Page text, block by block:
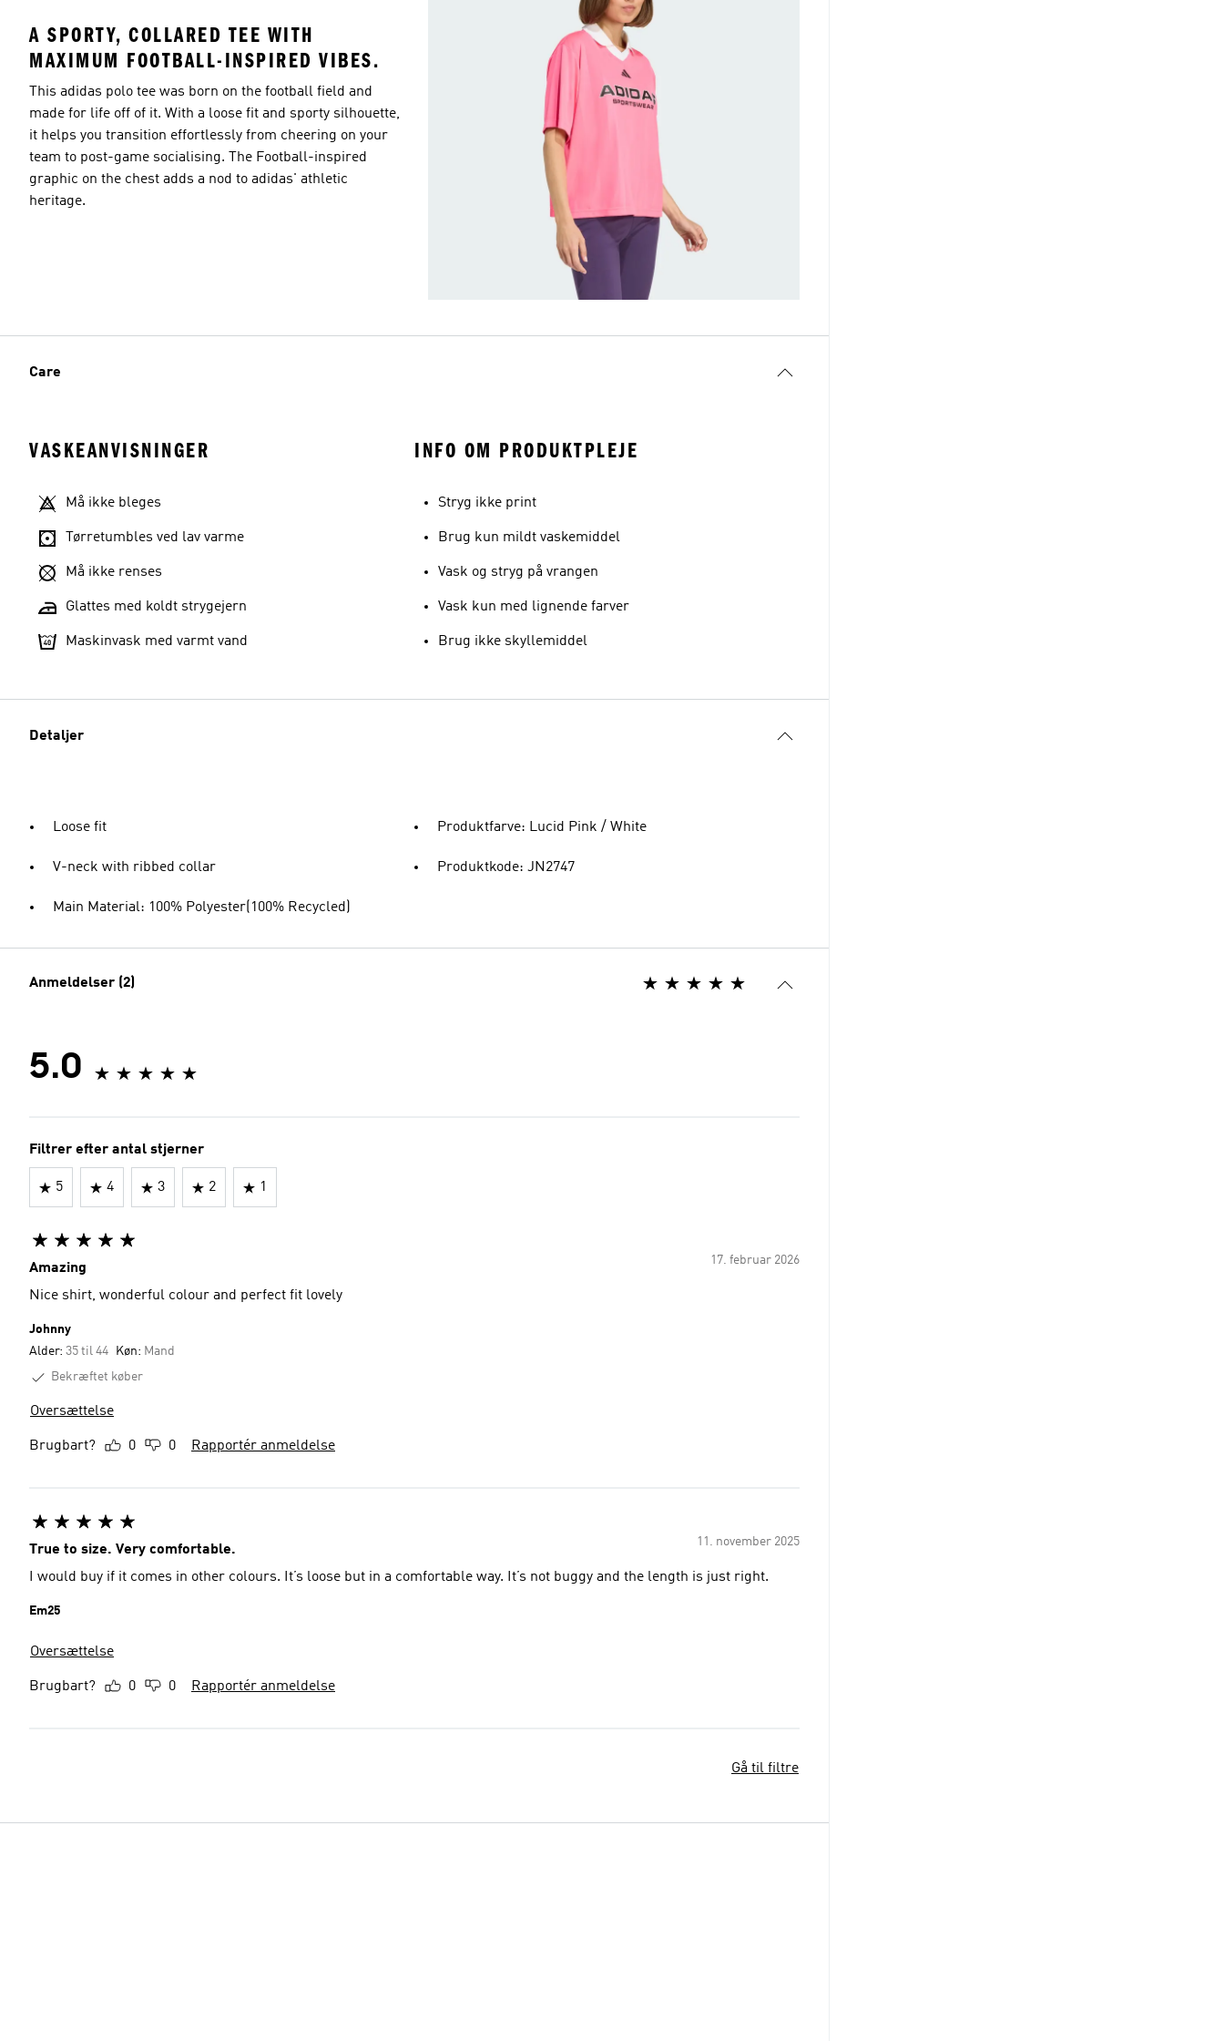
A SPORTY, COLLARED TEE WITH
MAXIMUM FOOTBALL-INSPIRED VIBES.
This adidas polo tee was born on the football field and
made for life off of it. With a loose fit and sporty silhouette,
it helps you transition effortlessly from cheering on your
team to post-game socialising. The Football-inspired
graphic on the chest adds a nod to adidas' athletic
heritage.
Care
VASKEANVISNINGER
Må ikke bleges
Tørretumbles ved lav varme
Må ikke renses
Glattes med koldt strygejern
Maskinvask med varmt vand
INFO OM PRODUKTPLEJE
Stryg ikke print
Brug kun mildt vaskemiddel
Vask og stryg på vrangen
Vask kun med lignende farver
Brug ikke skyllemiddel
Detaljer
Loose fit
V-neck with ribbed collar
Main Material: 100% Polyester(100% Recycled)
Produktfarve: Lucid Pink / White
Produktkode: JN2747
Anmeldelser (2)
5.0
Filtrer efter antal stjerner
5 4 3 2 1
17. februar 2026
Amazing
Nice shirt, wonderful colour and perfect fit lovely
Johnny
Alder: 35 til 44 Køn: Mand
Bekræftet køber
Oversættelse
Brugbart? 0 0 Rapportér anmeldelse
11. november 2025
True to size. Very comfortable.
I would buy if it comes in other colours. It’s loose but in a comfortable way. It’s not buggy and the length is just right.
Em25
Oversættelse
Brugbart? 0 0 Rapportér anmeldelse
Gå til filtre